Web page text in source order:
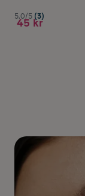
5.0/5 (3)
45 kr